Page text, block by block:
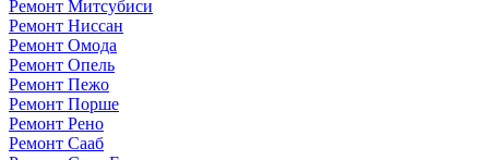
Ремонт Митсубиси
Ремонт Ниссан
Ремонт Омода
Ремонт Опель
Ремонт Пежо
Ремонт Порше
Ремонт Рено
Ремонт Сааб